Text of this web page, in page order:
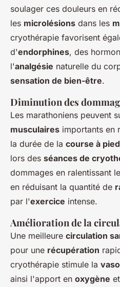
soulager ces douleurs en
les microlésions dans les
cryothérapie favorisent
d'endorphines, des
l'analgésie naturelle du
sensation de bien-être.
Diminution des
Les marathoniens peuvent
musculaires importants en
la durée de la course à pied
lors des séances de
dommages en ralentissant
en réduisant la quantité de
par l'exercice intense.
Amélioration de la
Une meilleure circulation
pour une récupération
cryothérapie stimule la
ainsi l'apport en oxygène